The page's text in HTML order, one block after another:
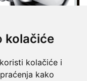
kolačiće
kolačiće i
kako